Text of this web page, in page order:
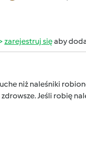
zarejestruj sięaby
niż naleśniki
Jeśli robię